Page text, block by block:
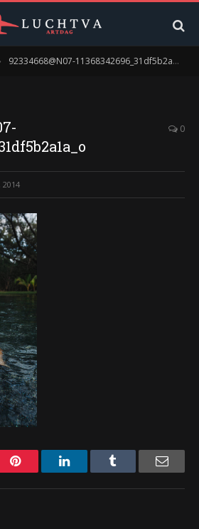
92334668@N07-11368342696_31df5b2a1a_o
0
2014
Pinterest LinkedIn Email